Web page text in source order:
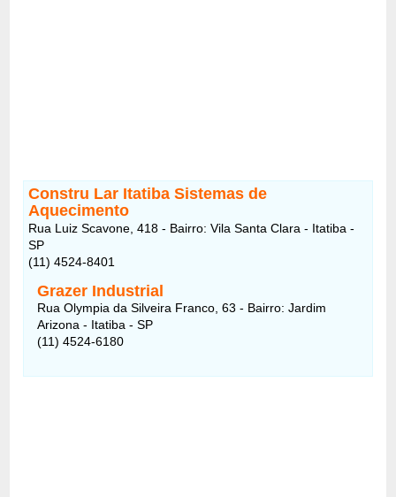
Constru Lar Itatiba Sistemas de
Aquecimento
Rua Luiz Scavone, 418 - Bairro: Vila Santa Clara - Itatiba -
SP
(11) 4524-8401
Grazer Industrial
Rua Olympia da Silveira Franco, 63 - Bairro: Jardim
Arizona - Itatiba - SP
(11) 4524-6180